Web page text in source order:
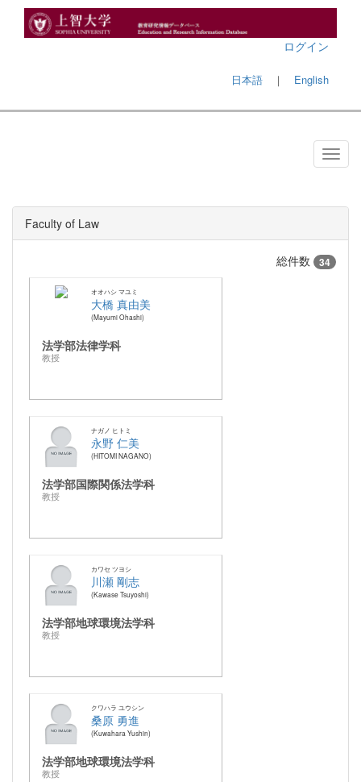
ログイン
日本語 ｜ English
Faculty of Law
総件数 34
オオハシ マユミ
大橋 真由美
Mayumi Ohashi
法学部法律学科
教授
ナガノ ヒトミ
永野 仁美
HITOMI NAGANO
法学部国際関係法学科
教授
カワセ ツヨシ
川瀬 剛志
Kawase Tsuyoshi
法学部地球環境法学科
教授
クワハラ ユウシン
桑原 勇進
Kuwahara Yushin
法学部地球環境法学科
教授